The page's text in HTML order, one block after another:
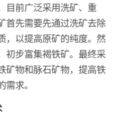
目前广泛采用洗矿、重
首先需要先通过洗矿去除
，以提高原矿的纯度。然
初步富集褐铁矿。最终采
矿物和脉石矿物，提高铁
求。